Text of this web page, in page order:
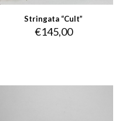
Stringata “Cult”
€145,00